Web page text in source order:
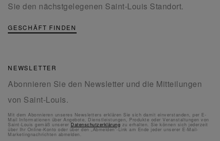
Sie den nächstgelegenen Saint-Louis Standort.
GESCHÄFT FINDEN
NEWSLETTER
Abonnieren Sie den Newsletter und die Mitteilungen
von Saint-Louis.
Mit dem Abonnieren unseres Newsletters erklären Sie sich damit einverstanden, per E-
Mail Informationen über Angebote, Dienstleistungen, Produkte oder Veranstaltungen von
Saint-Louis gemäß unserer Datenschutzerklärung zu erhalten. Sie können sich jederzeit
über Ihr Online-Konto oder über den „Abmelden“-Link am Ende jeder unserer E-Mail-
Marketingnachrichten abmelden.